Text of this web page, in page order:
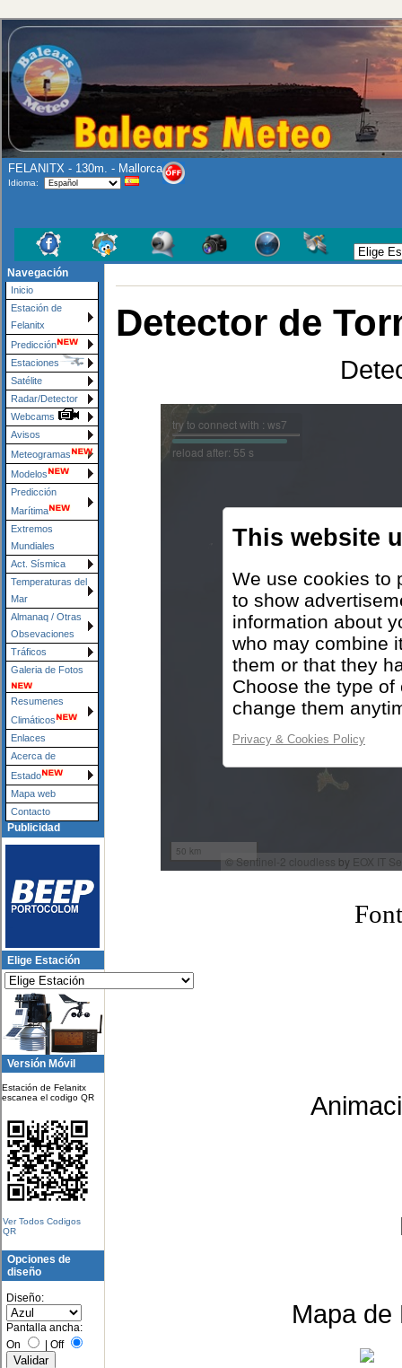
FELANITX - 130m. - Mallorca
Idioma:
Navegación
Inicio
Estación de
Felanitx
Predicción
Estaciones
Satélite
Radar/Detector
Webcams
Avisos
Meteogramas
Modelos
Predicción
Marítima
Extremos
Mundiales
Act. Sísmica
Temperaturas del
Mar
Almanaq / Otras
Obsevaciones
Tráficos
Galeria de Fotos
Resumenes
Climáticos
Enlaces
Acerca de
Estado
Mapa web
Contacto
Publicidad
Elige Estación
Versión Móvil
Estación de Felanitx
escanea el codigo QR
Ver Todos Codigos
QR
Opciones de
diseño
Diseño:
Pantalla ancha:
On
| Off
Detector de
Mapa de